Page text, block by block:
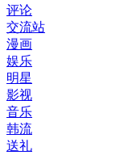
评论
交流站
漫画
娱乐
明星
影视
音乐
韩流
送礼